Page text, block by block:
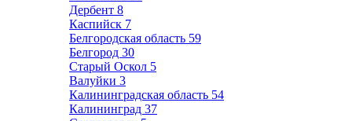
Дербент 8
Каспийск 7
Белгородская область 59
Белгород 30
Старый Оскол 5
Валуйки 3
Калининградская область 54
Калининград 37